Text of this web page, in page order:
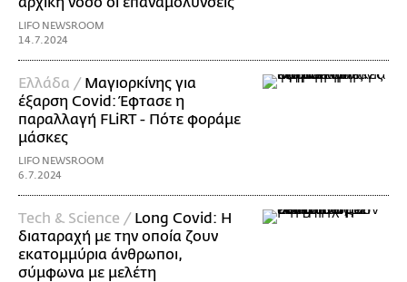
LIFO NEWSROOM
14.7.2024
Ελλάδα / Μαγιορκίνης για
έξαρση Covid: Έφτασε η
παραλλαγή FLiRT - Πότε φοράμε
μάσκες
LIFO NEWSROOM
6.7.2024
Τech & Science / Long Covid: Η
διαταραχή με την οποία ζουν
εκατομμύρια άνθρωποι,
σύμφωνα με μελέτη